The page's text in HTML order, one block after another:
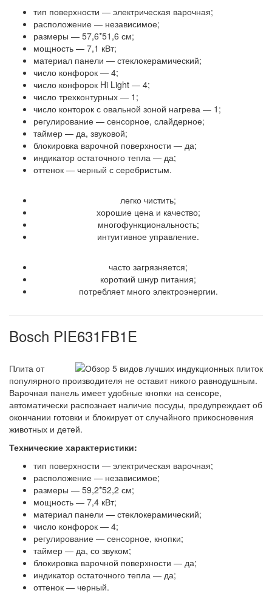
тип поверхности — электрическая варочная;
расположение — независимое;
размеры — 57,6*51,6 см;
мощность — 7,1 кВт;
материал панели — стеклокерамический;
число конфорок — 4;
число конфорок Hi Light — 4;
число трехконтурных — 1;
число конторок с овальной зоной нагрева — 1;
регулирование — сенсорное, слайдерное;
таймер — да, звуковой;
блокировка варочной поверхности — да;
индикатор остаточного тепла — да;
оттенок — черный с серебристым.
легко чистить;
хорошие цена и качество;
многофункциональность;
интуитивное управление.
часто загрязняется;
короткий шнур питания;
потребляет много электроэнергии.
Bosch PIE631FB1E
Плита от
популярного производителя не оставит никого равнодушным.
Варочная панель имеет удобные кнопки на сенсоре,
автоматически распознает наличие посуды, предупреждает об
окончании готовки и блокирует от случайного прикосновения
животных и детей.
Технические характеристики:
тип поверхности — электрическая варочная;
расположение — независимое;
размеры — 59,2*52,2 см;
мощность — 7,4 кВт;
материал панели — стеклокерамический;
число конфорок — 4;
регулирование — сенсорное, кнопки;
таймер — да, со звуком;
блокировка варочной поверхности — да;
индикатор остаточного тепла — да;
оттенок — черный.